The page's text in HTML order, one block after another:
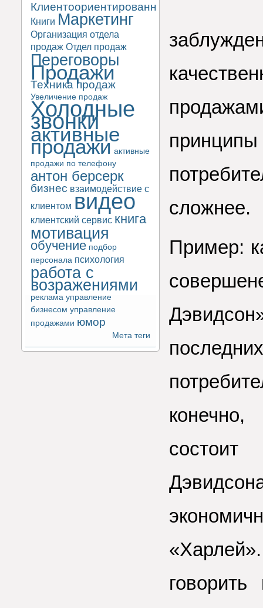
Клиентоориентированность
Книги Маркетинг
Организация отдела
продаж Отдел продаж
Переговоры
Продажи
Техника продаж
Увеличение продаж
Холодные
звонки
активные
продажи активные
продажи по телефону
антон берсерк
бизнес взаимодействие с
клиентом видео
клиентский сервис книга
мотивация
обучение подбор
персонала психология
работа с
возражениями
реклама управление
бизнесом управление
продажами юмор
Мета теги
сложнее.
Пример: